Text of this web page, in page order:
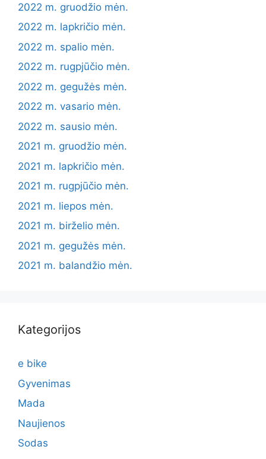
2022 m. gruodžio mėn.
2022 m. lapkričio mėn.
2022 m. spalio mėn.
2022 m. rugpjūčio mėn.
2022 m. gegužės mėn.
2022 m. vasario mėn.
2022 m. sausio mėn.
2021 m. gruodžio mėn.
2021 m. lapkričio mėn.
2021 m. rugpjūčio mėn.
2021 m. liepos mėn.
2021 m. birželio mėn.
2021 m. gegužės mėn.
2021 m. balandžio mėn.
Kategorijos
e bike
Gyvenimas
Mada
Naujienos
Sodas